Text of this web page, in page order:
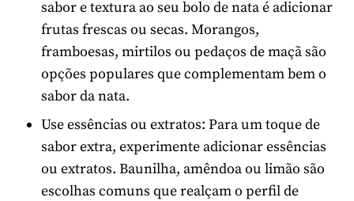
sabor e textura ao seu bolo de nata é adicionar
frutas frescas ou secas. Morangos,
framboesas, mirtilos ou pedaços de maçã são
opções populares que complementam bem o
sabor da nata.
Use essências ou extratos: Para um toque de
sabor extra, experimente adicionar essências
ou extratos. Baunilha, amêndoa ou limão são
escolhas comuns que realçam o perfil de